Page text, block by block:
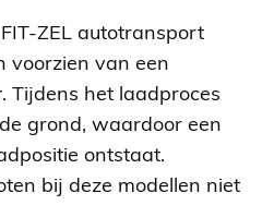
ZEL autotransport
voorzien van een
. Tijdens het laadproces
grond, waardoor een
ontstaat.
bij deze modellen niet